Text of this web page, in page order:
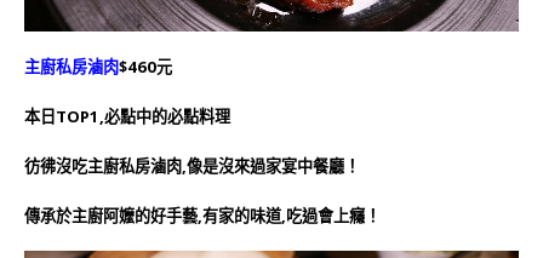
主廚私房滷肉$460元
本日TOP1,必點中的必點料理
彷彿沒吃主廚私房滷肉,像是沒來過家宴中餐廳！
傳承於主廚阿嬤的好手藝,有家的味道,吃過會上癮！